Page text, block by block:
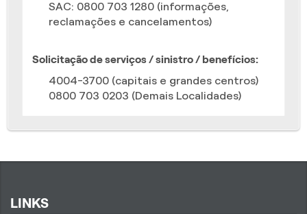
SAC: 0800 703 1280 (informações,
reclamações e cancelamentos)
Solicitação de serviços / sinistro / benefícios:
4004-3700 (capitais e grandes centros)
0800 703 0203 (Demais Localidades)
LINKS